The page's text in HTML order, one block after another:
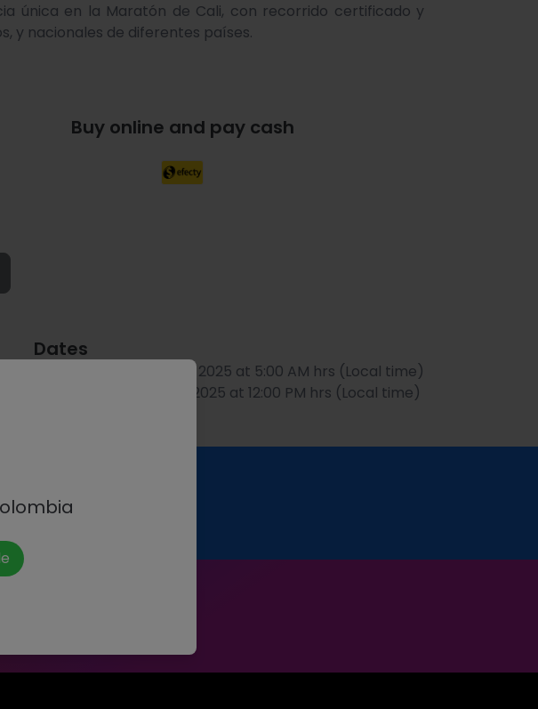
única en la Maratón de Cali, con recorrido certificado y
y nacionales de diferentes países.
Buy online and pay cash
Dates
Sunday, May 4th, 2025 at 5:00 AM hrs (Local time)
Sunday, May 4th, 2025 at 12:00 PM hrs (Local time)